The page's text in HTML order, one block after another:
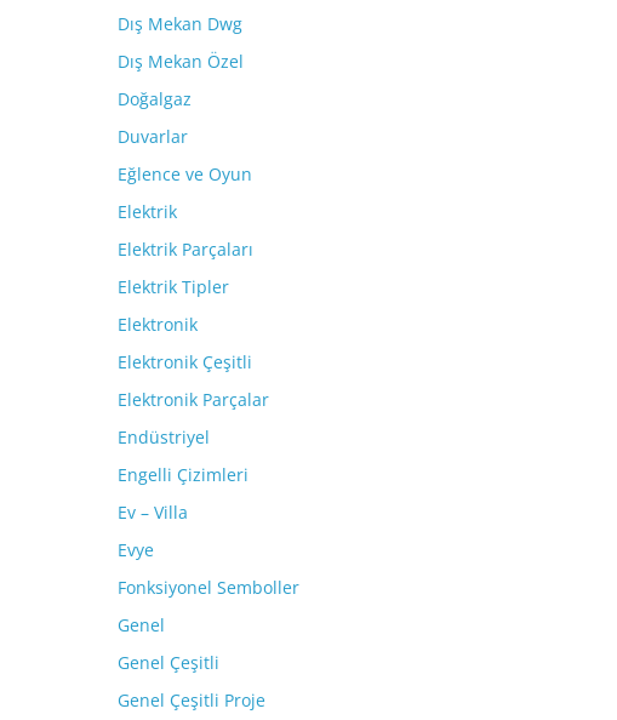
Dış Mekan Dwg
Dış Mekan Özel
Doğalgaz
Duvarlar
Eğlence ve Oyun
Elektrik
Elektrik Parçaları
Elektrik Tipler
Elektronik
Elektronik Çeşitli
Elektronik Parçalar
Endüstriyel
Engelli Çizimleri
Ev – Villa
Evye
Fonksiyonel Semboller
Genel
Genel Çeşitli
Genel Çeşitli Proje